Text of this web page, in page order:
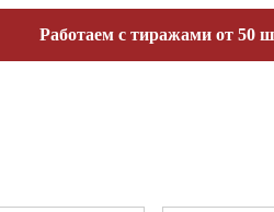
Работаем с тиражами от 50